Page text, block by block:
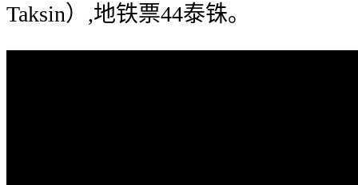
Taksin）,地铁票44泰铢。